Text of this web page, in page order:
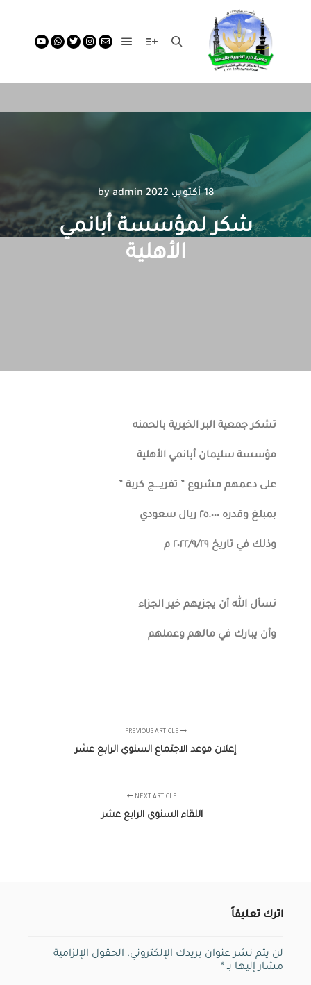
18 أكتوبر، 2022 by
admin
شكر لمؤسسة أبانمي
الأهلية
تشكر جمعية البر الخيرية بالحمنه
مؤسسة سليمان أبانمي الأهلية
على دعمهم مشروع ” تفريــــج كربة ”
بمبلغ وقدره ٢٥.٠٠٠ ريال سعودي
وذلك في تاريخ ٢٠٢٢/٩/٢٩ م
نسأل الله أن يجزيهم خير الجزاء
وأن يبارك في مالهم وعملهم
إعلان موعد الاجتماع السنوي الرابع عشر
NEXT ARTICLE
اللقاء السنوي الرابع عشر
اترك تعليقاً
لن يتم نشر عنوان بريدك الإلكتروني. الحقول الإلزامية
مشار إليها بـ*